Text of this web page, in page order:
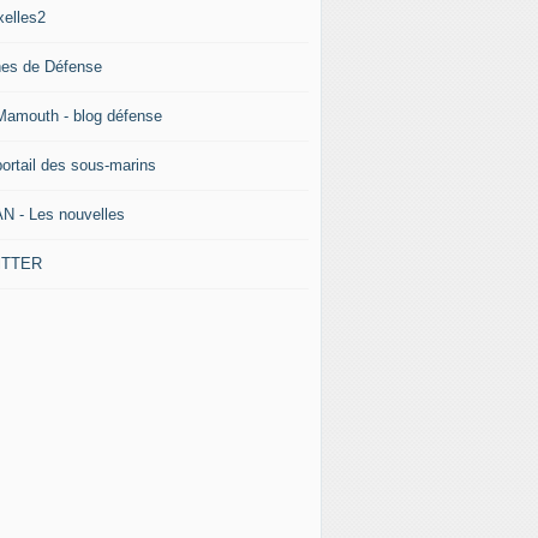
de Défense
- blog défense
des sous-marins
- Les nouvelles